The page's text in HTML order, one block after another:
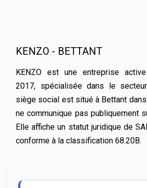
KENZO - BETTANT
KENZO est une entreprise
2017, spécialisée dans le
siège social est situé à Bettant
ne communique pas publiquement
Elle affiche un statut juridique de
conforme à la classification 68.20B.